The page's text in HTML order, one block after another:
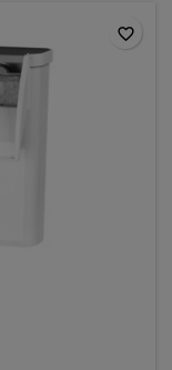
favorite_border